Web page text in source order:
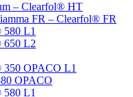
– Clearfol® HT
FR – Clearfol® FR
L1
L2
OPACO L1
OPACO
L1